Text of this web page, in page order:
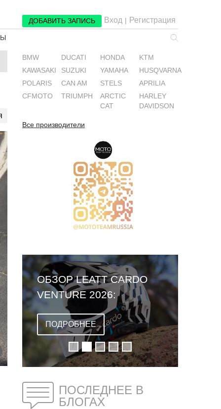
ДОБАВИТЬ ЗАПИСЬ Вход | Регистрация
BMW DUCATI HONDA
KTM
KAWASAKI
SUZUKI YAMAHA
HUSQVARNA
POLARIS
CAN AM STELS
APRILIA
CFMOTO
TRIUMPH
ARCTIC
CAT
HARLEY
DAVIDSON
Все производители
ОБЗОР LEATT CARDO
VENTURE 2026:
ПЕРВЫЙ ШЛЕМ СО
ВСТРОЕННОЙ
ГАРНИТУРОЙ
ПОДРОБНЕЕ
ПОСЛЕДНЕЕ В
БЛОГАХ